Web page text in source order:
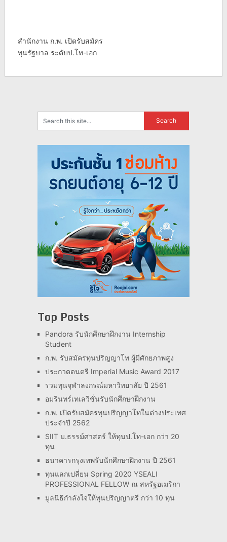
สำนักงาน ก.พ. เปิดรับสมัคร
ทุนรัฐบาล ระดับป.โท-เอก
Top Posts
Pandora รับนักศึกษาฝึกงาน Internship
Student
ก.พ. รับสมัครทุนปริญญาโท ผู้มีศักยภาพสูง
ประกวดดนตรี Imperial Music Award 2017
รวมทุนจุฬาลงกรณ์มหาวิทยาลัย ปี 2561
อมรินทร์เทเลวิชั่นรับนักศึกษาฝึกงาน
ก.พ. เปิดรับสมัครทุนปริญญาโทในต่างประเทศ
ประจำปี 2562
SIIT ม.ธรรม์ศาสตร์ ให้ทุนป.โท-เอก กว่า 20
ทุน
ธนาคารกรุงเทพรับนักศึกษาฝึกงาน ปี 2561
ทุนแลกเปลี่ยน Spring 2020 YSEALI
PROFESSIONAL FELLOW ณ สหรัฐอเมริกา
มูลนิธิกำลังใจให้ทุนปริญญาตรี กว่า 10 ทุน